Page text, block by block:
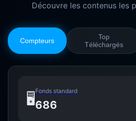
Découvre les contenus les
Compteurs
Top
Téléchargés
🖥️ Fonds standard
686